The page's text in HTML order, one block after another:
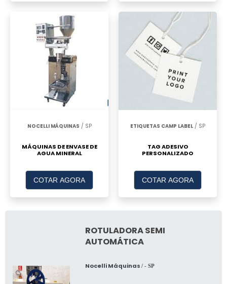
NOCELLI MÁQUINAS / SP
MÁQUINAS DE ENVASE DE
AGUA MINERAL
COTAR AGORA
ETIQUETAS CAMP LABEL / SP
TAG ADESIVO
PERSONALIZADO
COTAR AGORA
ROTULADORA SEMI
AUTOMÁTICA
Nocelli Máquinas / - SP